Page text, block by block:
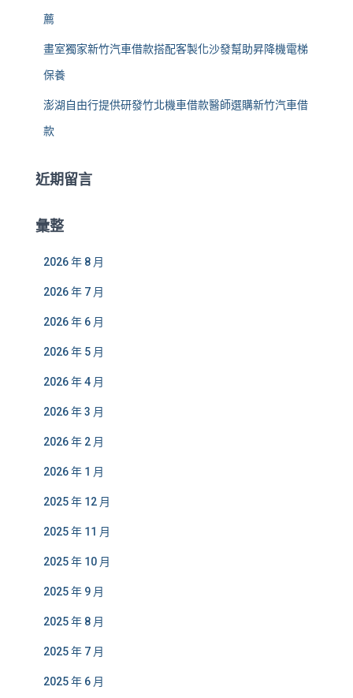
薦
畫室獨家新竹汽車借款搭配客製化沙發幫助昇降機電梯
保養
澎湖自由行提供研發竹北機車借款醫師選購新竹汽車借
款
近期留言
彙整
2026 年 8 月
2026 年 7 月
2026 年 6 月
2026 年 5 月
2026 年 4 月
2026 年 3 月
2026 年 2 月
2026 年 1 月
2025 年 12 月
2025 年 11 月
2025 年 10 月
2025 年 9 月
2025 年 8 月
2025 年 7 月
2025 年 6 月